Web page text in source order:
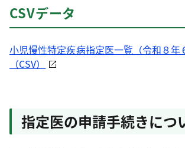
CSVデータ
小児慢性特定疾病指定医一覧（令和８年
（CSV）
指定医の申請手続きにつ